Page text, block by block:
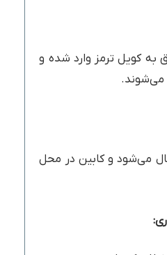
به کویل ترمز وارد شده و
می‌شوند.
می‌شود و کابین در محل